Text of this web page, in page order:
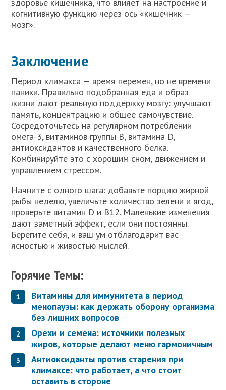
когнитивную функцию через ось «кишечник —
мозг».
Заключение
Период климакса — время перемен, но не времени
паники. Правильно подобранная еда и образ
жизни дают реальную поддержку мозгу: улучшают
память, концентрацию и общее самочувствие.
Сосредоточьтесь на регулярном потреблении
омега-3, витаминов группы B, витамина D,
антиоксидантов и качественного белка.
Комбинируйте это с хорошим сном, движением и
управлением стрессом.
Начните с одного шага: добавьте порцию жирной
рыбы неделю, увеличьте количество зелени и ягод,
проверьте витамин D и B12. Маленькие изменения
дают заметный эффект, если они постоянны.
Берегите себя, и ваш ум отблагодарит вас
ясностью и живостью мыслей.
Горячие Темы:
Витамины для иммунитета в период
менопаузы: как держать оборону организма
без лишних вопросов
Орехи и семена: источники полезных
жиров, которые делают меню гармоничным
Антиоксиданты против старения при
климаксе: что работает, а что стоит
оставить в стороне